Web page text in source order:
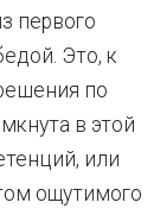
первого
Это, к
по
в этой
или
ощутимого